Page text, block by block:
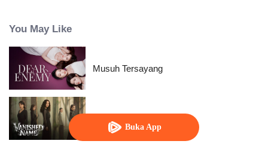
Buka App
You May Like
Musuh Tersayang